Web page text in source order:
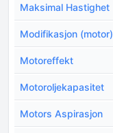
Maksimal Hastighet
Modifikasjon (motor)
Motoreffekt
Motoroljekapasitet
Motors Aspirasjon